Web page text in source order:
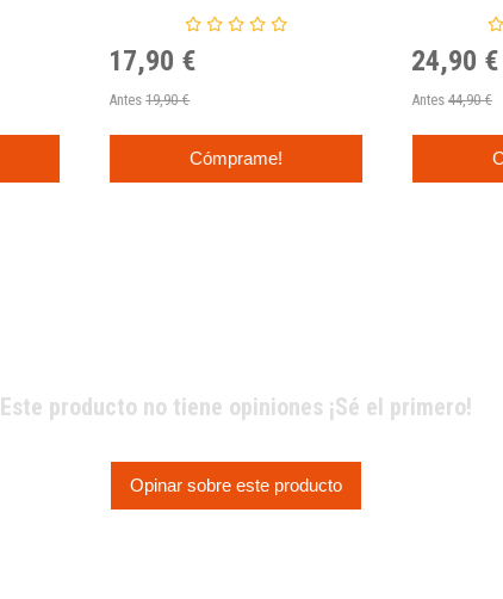
17,90 €
Antes 19,90 €
Cómprame!
24,90 €
Antes 44,90 €
Este producto no tiene opiniones ¡Sé el primero!
Opinar sobre este producto